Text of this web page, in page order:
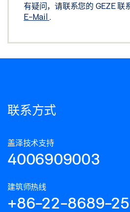
分享
有疑问，请联系您的 GEZE 联
E-Mail
联系方式
盖泽技术支持
4006909003
建筑师热线
+86-22-8689-